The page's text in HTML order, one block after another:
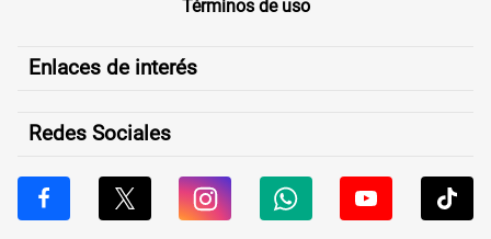
Términos de uso
Enlaces de interés
Redes Sociales